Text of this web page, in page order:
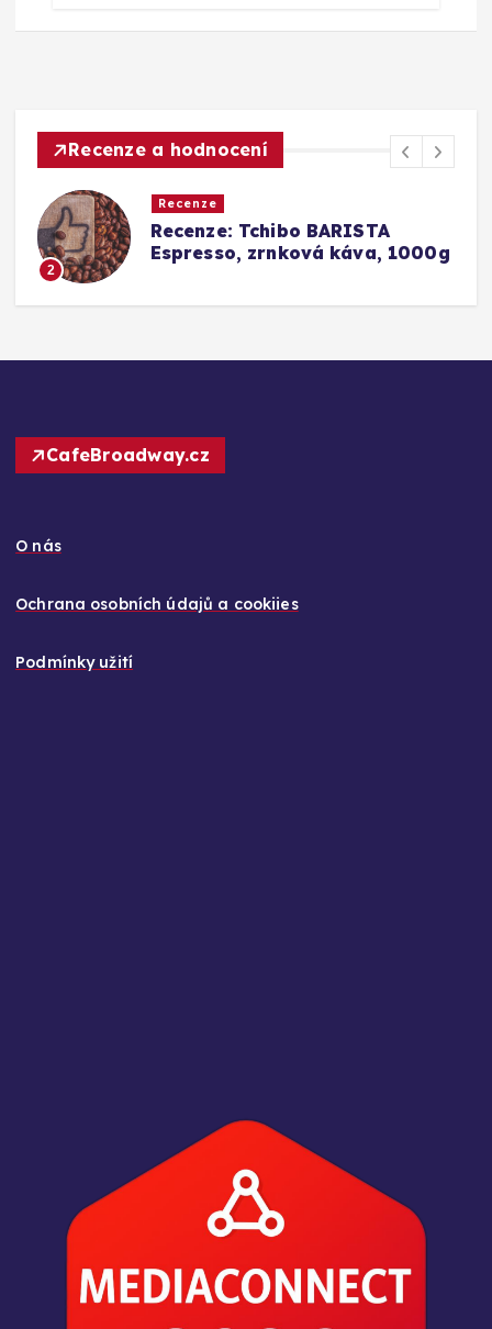
Recenze a hodnocení
2
Recenze
Recenze: Tchibo BARISTA
Espresso, zrnková káva, 1000g
CafeBroadway.cz
O nás
Ochrana osobních údajů a cookiies
Podmínky užití